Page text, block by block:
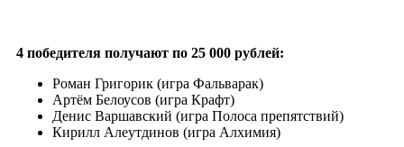
4 победителя получают по 25 000 рублей:
Роман Григорик (игра Фальварак)
Артём Белоусов (игра Крафт)
Денис Варшавский (игра Полоса препятствий)
Кирилл Алеутдинов (игра Алхимия)